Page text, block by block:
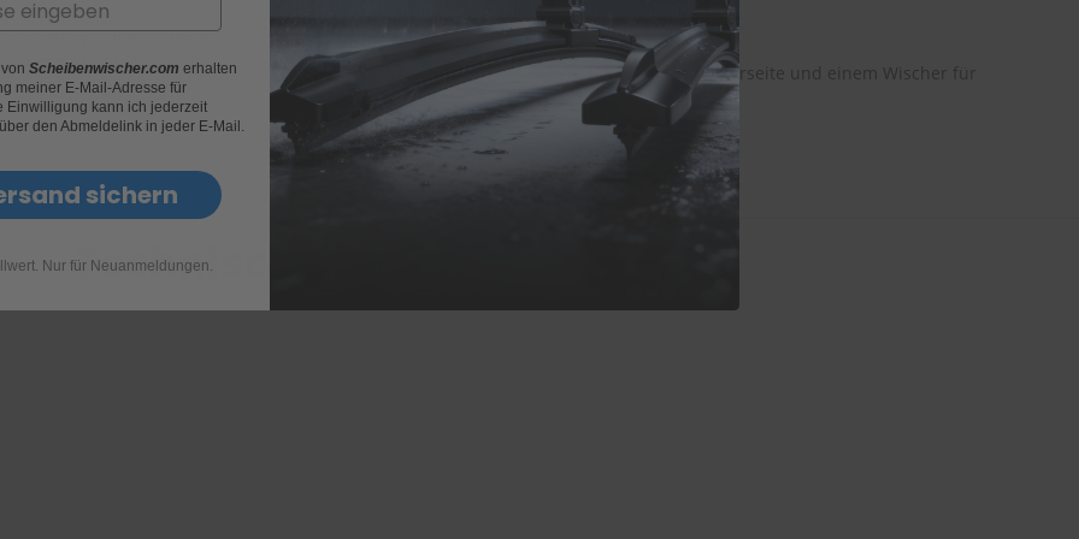
höchste Qualität zu fairen
klare Sicht und
bei dr.Enno für
ans Ziel bringt!
Set für Fahrer und Beifahrer:
Die Wischer bestehen aus einem Wischer für die Fahrerseite und einem Wischer für
die Beifahrerseite.
Technische Daten
Scheibenwischer.com erhalten
meiner E-Mail-Adresse für
Einwilligung kann ich jederzeit
den Abmeldelink in jeder E-Mail.
sichern
Nur für Neuanmeldungen.